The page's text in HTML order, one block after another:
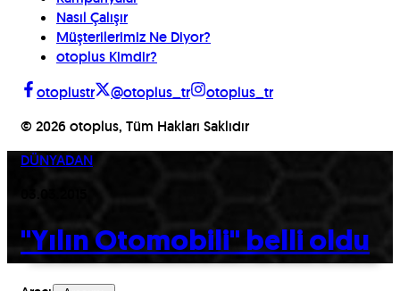
Nasıl Çalışır
Müşterilerimiz Ne Diyor?
otoplus Kimdir?
otoplustr
@otoplus_tr
otoplus_tr
© 2026 otoplus, Tüm Hakları Saklıdır
DÜNYADAN
''Yılın Otomobili'' belli oldu